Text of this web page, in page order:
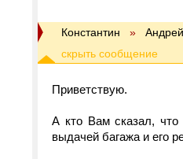
Константин »
Приветствую.
А кто Вам сказал,
выдачей багажа и его